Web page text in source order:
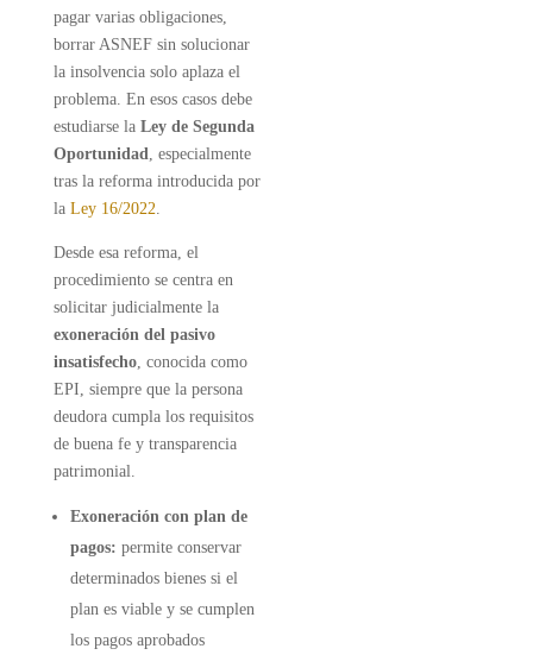
pagar varias obligaciones,
borrar ASNEF sin solucionar
la insolvencia solo aplaza el
problema. En esos casos debe
estudiarse la Ley de Segunda
Oportunidad, especialmente
tras la reforma introducida por
la Ley 16/2022.
Desde esa reforma, el
procedimiento se centra en
solicitar judicialmente la
exoneración del pasivo
insatisfecho, conocida como
EPI, siempre que la persona
deudora cumpla los requisitos
de buena fe y transparencia
patrimonial.
Exoneración con plan de
pagos: permite conservar
determinados bienes si el
plan es viable y se cumplen
los pagos aprobados